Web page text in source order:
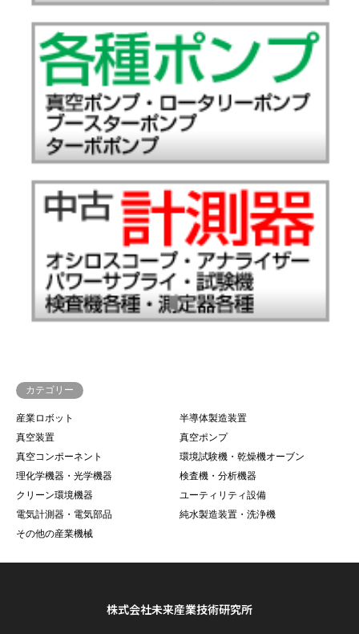
カテゴリー
産業ロボット
半導体製造装置
真空装置
真空ポンプ
真空コンポーネント
環境試験機・乾燥機オーブン
理化学機器・光学機器
検査機・分析機器
クリーン環境機器
ユーティリティ設備
電気計測器・電気部品
純水製造装置・洗浄機
その他の産業機械
株式会社未来産業技術研究所